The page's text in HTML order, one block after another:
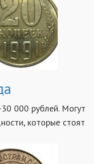
000 рублей. Могут
которые стоят